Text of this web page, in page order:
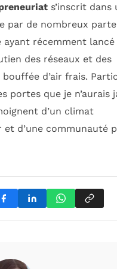
s’inscrit dans
par de nombreux
ayant récemment lancé
des réseaux et des
d’air frais.
portes que je n’aurais
d’un climat
d’une communauté